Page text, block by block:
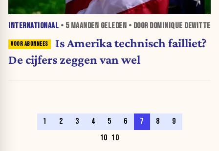
INTERNATIONAAL • 5 MAANDEN GELEDEN • DOOR DOMINIQUE DEWITTE
Is Amerika technisch failliet?
De cijfers zeggen van wel
1 2 3 4 5 6 7 8
9
10 10